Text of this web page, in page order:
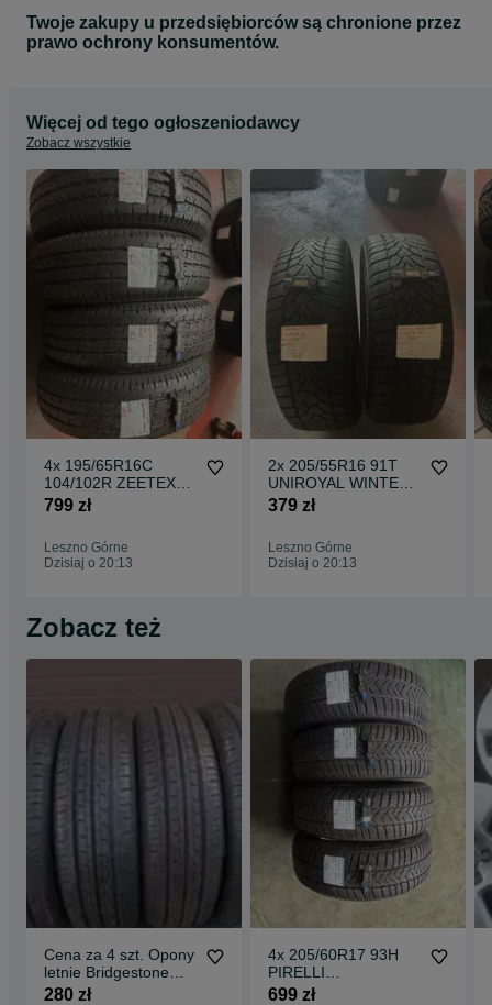
Twoje zakupy u przedsiębiorców są chronione przez
prawo ochrony konsumentów.
Więcej od tego ogłoszeniodawcy
Zobacz wszystkie
4x 195/65R16C
104/102R ZEETEX
CT7000 opony letnie
799 zł
Leszno Górne
Dzisiaj o 20:13
2x 205/55R16 91T
UNIROYAL WINTER
EXPERT opony
379 zł
Leszno Górne
Dzisiaj o 20:13
Zobacz też
Cena za 4 szt. Opony
letnie Bridgestone
175/60/16 Nowe.
280 zł
4x 205/60R17 93H
PIRELLI
SOTTOZERO 3
699 zł